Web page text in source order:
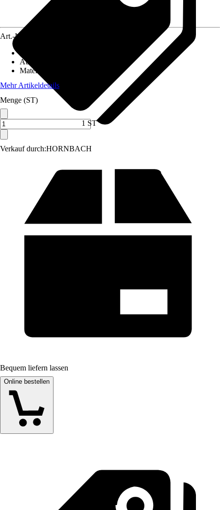
Verkauf durch:HORNBACH
Art.-Nr.
Ausführung
Material
Mehr Artikeldetails
Menge (ST)
1 ST
Bequem liefern lassen
Online bestellen